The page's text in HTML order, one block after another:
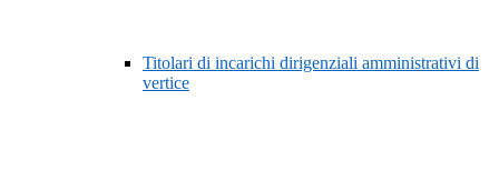
Titolari di incarichi dirigenziali amministrativi di
vertice